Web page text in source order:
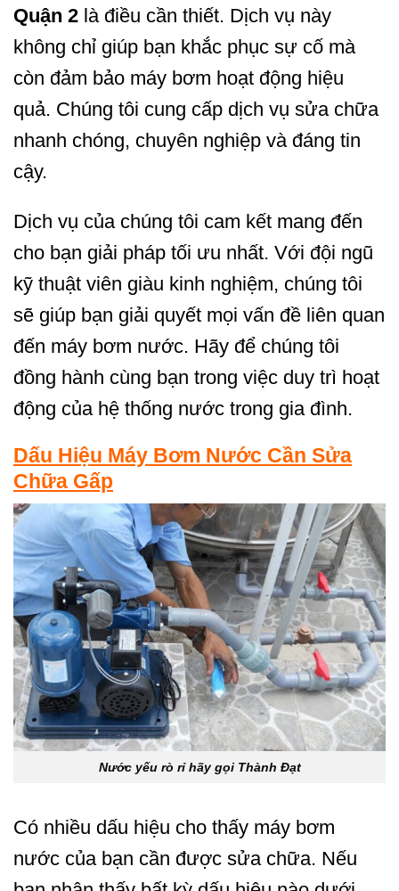
Quận 2 là điều cần thiết. Dịch vụ này
không chỉ giúp bạn khắc phục sự cố mà
còn đảm bảo máy bơm hoạt động hiệu
quả. Chúng tôi cung cấp dịch vụ sửa chữa
nhanh chóng, chuyên nghiệp và đáng tin
cậy.
Dịch vụ của chúng tôi cam kết mang đến
cho bạn giải pháp tối ưu nhất. Với đội ngũ
kỹ thuật viên giàu kinh nghiệm, chúng tôi
sẽ giúp bạn giải quyết mọi vấn đề liên quan
đến máy bơm nước. Hãy để chúng tôi
đồng hành cùng bạn trong việc duy trì hoạt
động của hệ thống nước trong gia đình.
Dấu Hiệu Máy Bơm Nước Cần Sửa
Chữa Gấp
Nước yếu rò rỉ hãy gọi Thành Đạt
Có nhiều dấu hiệu cho thấy máy bơm
nước của bạn cần được sửa chữa. Nếu